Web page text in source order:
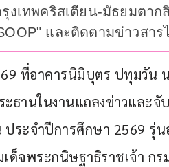
งเทพคริสเตียน-มัธยมตา
และติดตามข่าวสาร
ที่อาคารนิมิบุตร ปทุมวัน
ธานในงานแถลงข่าวและ
ประจำปีการศึกษา 2569 รุ่
ด็จพระกนิษฐาธิราชเจ้า ก